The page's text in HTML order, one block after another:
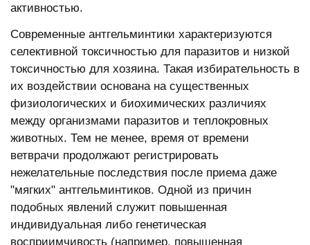
активностью.
Современные антгельминтики характеризуются
селективной токсичностью для паразитов и низкой
токсичностью для хозяина. Такая избирательность в
их воздействии основана на существенных
физиологических и биохимических различиях
между организмами паразитов и теплокровных
животных. Тем не менее, время от времени
ветврачи продолжают регистрировать
нежелательные последствия после приема даже
"мягких" антгельминтиков. Одной из причин
подобных явлений служит повышенная
индивидуальная либо генетическая
восприимчивость (например, повышенная